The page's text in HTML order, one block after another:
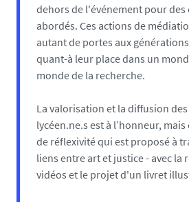
dehors de l'événement pour des
abordés. Ces actions de
autant de portes aux
quant-à leur place dans un
monde de la recherche.
La valorisation et la diffusion
lycéen.ne.s est à l’honneur, mais
de réflexivité qui est proposé à
liens entre art et justice - avec la
vidéos et le projet d'un livret